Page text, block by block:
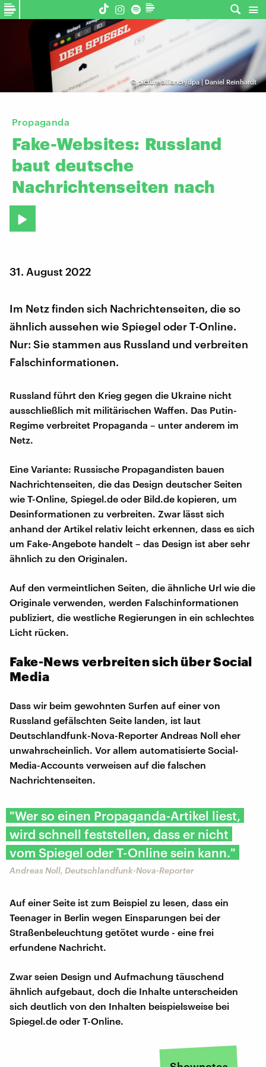
© picture alliance/dpa | Daniel Reinhardt
Propaganda
Fake-Websites: Russland
baut deutsche
Nachrichtenseiten nach
31. August 2022
Im Netz finden sich Nachrichtenseiten, die so
ähnlich aussehen wie Spiegel oder T-Online.
Nur: Sie stammen aus Russland und verbreiten
Falschinformationen.
Russland führt den Krieg gegen die Ukraine nicht
ausschließlich mit militärischen Waffen. Das Putin-
Regime verbreitet Propaganda – unter anderem im
Netz.
Eine Variante: Russische Propagandisten bauen
Nachrichtenseiten, die das Design deutscher Seiten
wie T-Online, Spiegel.de oder Bild.de kopieren, um
Desinformationen zu verbreiten. Zwar lässt sich
anhand der Artikel relativ leicht erkennen, dass es sich
um Fake-Angebote handelt – das Design ist aber sehr
ähnlich zu den Originalen.
Auf den vermeintlichen Seiten, die ähnliche Url wie die
Originale verwenden, werden Falschinformationen
publiziert, die westliche Regierungen in ein schlechtes
Licht rücken.
Fake-News verbreiten sich über Social
Media
Dass wir beim gewohnten Surfen auf einer von
Russland gefälschten Seite landen, ist laut
Deutschlandfunk-Nova-Reporter Andreas Noll eher
unwahrscheinlich. Vor allem automatisierte Social-
Media-Accounts verweisen auf die falschen
Nachrichtenseiten.
"Wer so einen Propaganda-Artikel liest,
wird schnell feststellen, dass er nicht
vom Spiegel oder T-Online sein kann."
Andreas Noll, Deutschlandfunk-Nova-Reporter
Auf einer Seite ist zum Beispiel zu lesen, dass ein
Teenager in Berlin wegen Einsparungen bei der
Straßenbeleuchtung getötet wurde - eine frei
erfundene Nachricht.
Zwar seien Design und Aufmachung täuschend
ähnlich aufgebaut, doch die Inhalte unterscheiden
sich deutlich von den Inhalten beispielsweise bei
Spiegel.de oder T-Online.